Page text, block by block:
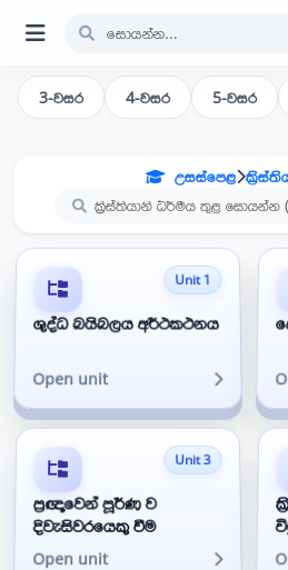
3-වසර 4-වසර 5-වසර
උසස්පෙළ
Unit 1
ශුද්ධ බයිබලය අර්ථකථනය
Open unit
Unit 3
ප්‍රඥාවෙන් පූර්ණ ව
දිවැසිවරයෙකු වීම
Open unit